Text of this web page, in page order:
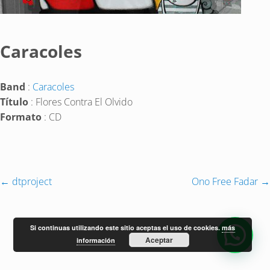
Caracoles
Band : Caracoles
Título : Flores Contra El Olvido
Formato : CD
← dtproject Ono Free Fadar →
Si continuas utilizando este sitio aceptas el uso de cookies.más
información
Aceptar